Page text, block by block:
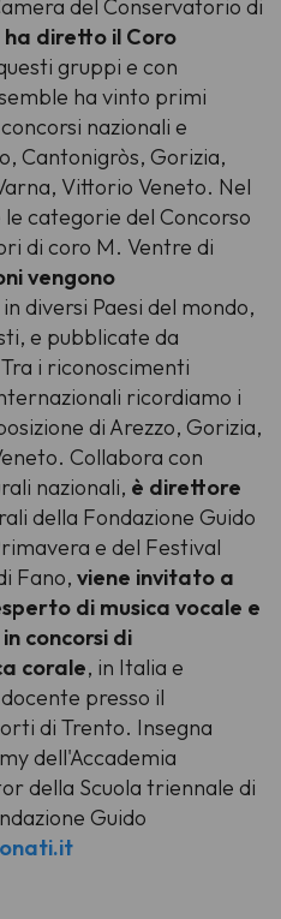
del Conservatorio di
ha diretto il Coro
gruppi e con
ha vinto primi
nazionali e
Cantonigròs, Gorizia,
Vittorio Veneto. Nel
categorie del Concorso
di coro M. Ventre di
vengono
in diversi Paesi del mondo,
e pubblicate da
i riconoscimenti
ricordiamo i
di Arezzo, Gorizia,
Collabora con
nazionali, è direttore
della Fondazione Guido
e del Festival
Fano, viene invitato a
di musica vocale e
concorsi di
corale, in Italia e
presso il
di Trento. Insegna
dell'Accademia
della Scuola triennale di
Guido